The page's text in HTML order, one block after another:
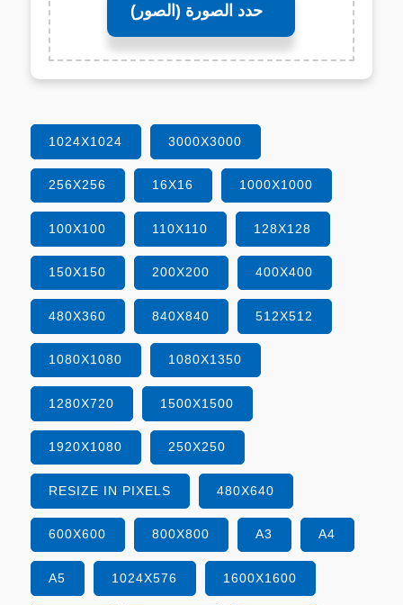
حدد الصورة (الصور)
1024X1024 3000X3000
256X256 16X16 1000X1000
100X100 110X110 128X128
150X150 200X200 400X400
480X360 840X840 512X512
1080X1080 1080X1350
1280X720 1500X1500
1920X1080 250X250
RESIZE IN PIXELS 480X640
600X600 800X800 A3 A4
A5 1024X576 1600X1600